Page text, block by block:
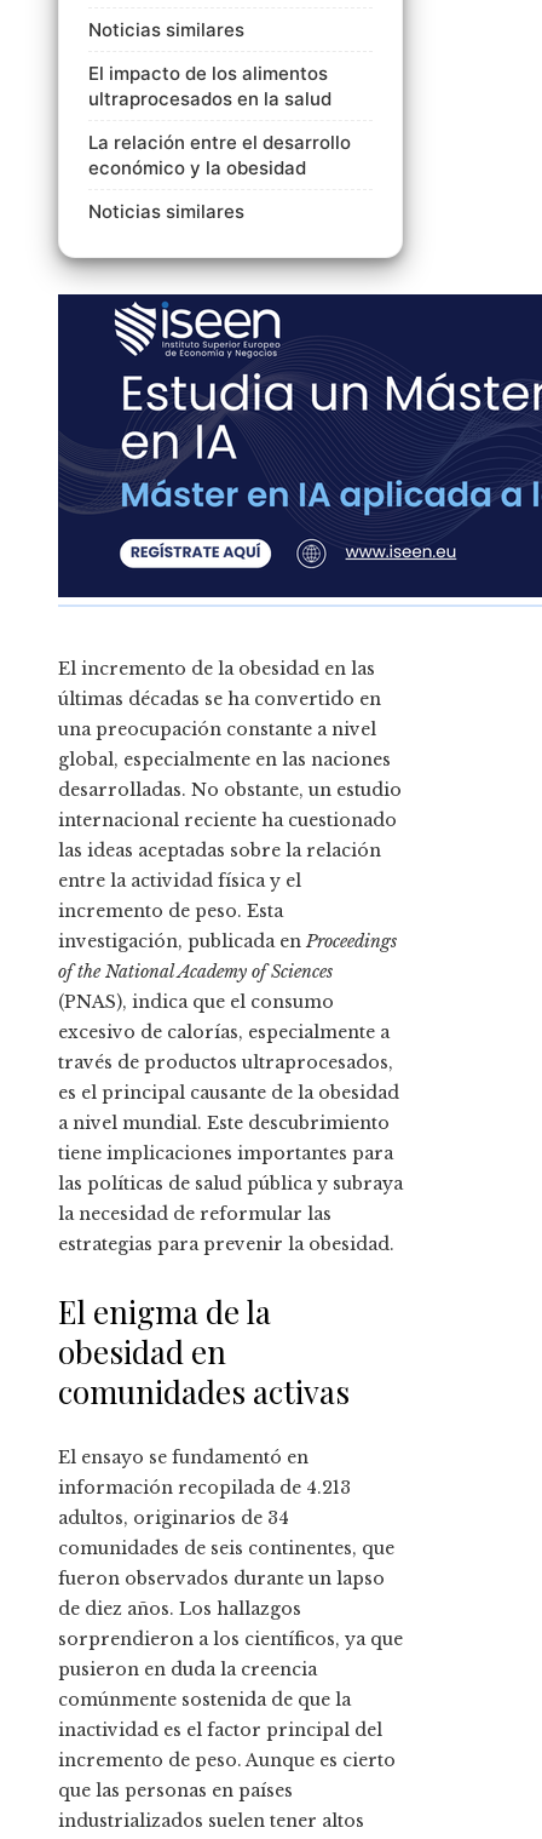
Noticias similares
El impacto de los alimentos
ultraprocesados en la salud
La relación entre el desarrollo
económico y la obesidad
Noticias similares
El incremento de la obesidad en las
últimas décadas se ha convertido en
una preocupación constante a nivel
global, especialmente en las naciones
desarrolladas. No obstante, un estudio
internacional reciente ha cuestionado
las ideas aceptadas sobre la relación
entre la actividad física y el
incremento de peso. Esta
investigación, publicada enProceedings
of the National Academy of Sciences
(PNAS), indica que el consumo
excesivo de calorías, especialmente a
través de productos ultraprocesados,
es el principal causante de la obesidad
a nivel mundial. Este descubrimiento
tiene implicaciones importantes para
las políticas de salud pública y subraya
la necesidad de reformular las
estrategias para prevenir la obesidad.
El enigma de la
obesidad en
comunidades activas
El ensayo se fundamentó en
información recopilada de 4.213
adultos, originarios de 34
comunidades de seis continentes, que
fueron observados durante un lapso
de diez años. Los hallazgos
sorprendieron a los científicos, ya que
pusieron en duda la creencia
comúnmente sostenida de que la
inactividad es el factor principal del
incremento de peso. Aunque es cierto
que las personas en países
industrializados suelen tener altos